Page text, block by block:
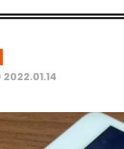
2022.01.14